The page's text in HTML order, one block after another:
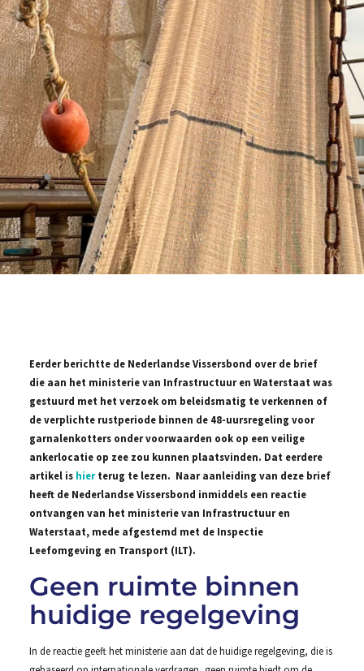
Eerder berichtte de Nederlandse Vissersbond over de brief
die aan het ministerie van Infrastructuur en Waterstaat was
gestuurd met het verzoek om beleidsmatig te verkennen of
de verplichte rustperiode binnen de 48-uursregeling voor
garnalenkotters onder voorwaarden ook op een veilige
ankerlocatie op zee zou kunnen plaatsvinden. Dat eerdere
artikel is hierterug te lezen. Naar aanleiding van deze brief
heeft de Nederlandse Vissersbond inmiddels een reactie
ontvangen van het ministerie van Infrastructuur en
Waterstaat, mede afgestemd met de Inspectie
Leefomgeving en Transport (ILT).
Geen ruimte binnen
huidige regelgeving
In de reactie geeft het ministerie aan dat de huidige regelgeving, die is